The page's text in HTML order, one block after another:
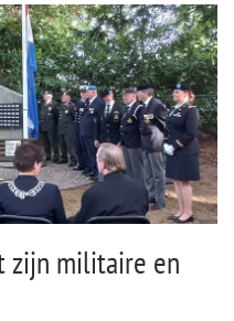
zijn militaire en